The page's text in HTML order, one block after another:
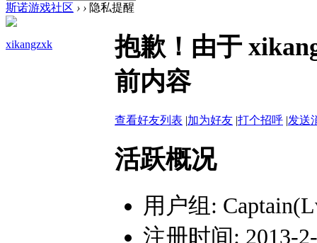
斯诺游戏社区 › › 隐私提醒
xikangzxk
抱歉！由于
前内容
查看好友列表 |加为好友 |打个招呼 |发送
活跃概况
用户组:
注册时间: 2013-